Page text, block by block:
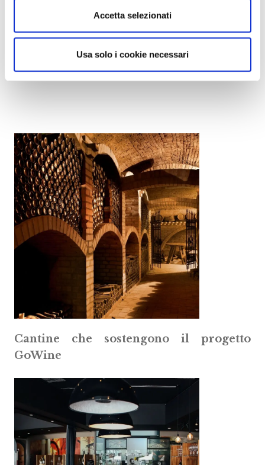
Accetta selezionati
Usa solo i cookie necessari
Prossimi eventi
Cantine che sostengono il progetto
GoWine